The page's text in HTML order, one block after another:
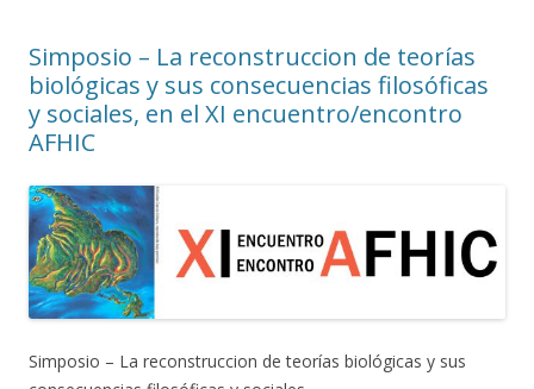
Simposio – La reconstruccion de teorías
biológicas y sus consecuencias filosóficas
y sociales, en el XI encuentro/encontro
AFHIC
Simposio – La reconstruccion de teorías biológicas y sus